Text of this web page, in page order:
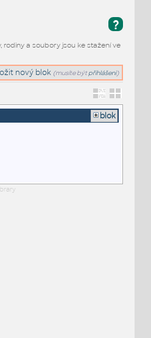
?
rodiny a soubory jsou ke stažení ve
nový blok (musíte být přihlášeni)
blok